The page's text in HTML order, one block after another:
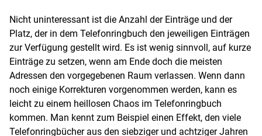
Nicht uninteressant ist die Anzahl der Einträge und der
Platz, der in dem Telefonringbuch den jeweiligen Einträgen
zur Verfügung gestellt wird. Es ist wenig sinnvoll, auf kurze
Einträge zu setzen, wenn am Ende doch die meisten
Adressen den vorgegebenen Raum verlassen. Wenn dann
noch einige Korrekturen vorgenommen werden, kann es
leicht zu einem heillosen Chaos im Telefonringbuch
kommen. Man kennt zum Beispiel einen Effekt, den viele
Telefonringbücher aus den siebziger und achtziger Jahren